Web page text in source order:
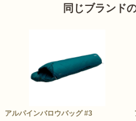
同じブランド
アルパインバロウバッグ #3